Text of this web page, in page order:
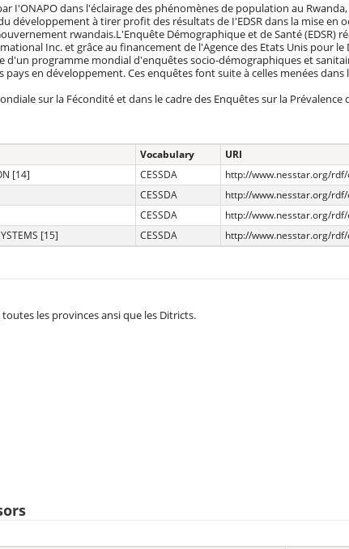
I'ONAPO dans l'éclairage des phénomènes de population au
développement à tirer profit des résultats de I'EDSR dans la mise en
rwandais.L'Enquête Démographique et de Santé (EDSR)
Inc. et grâce au financement de l'Agence des Etats Unis pour
d'un programme mondial d'enquêtes socio-démographiques et
pays en développement. Ces enquêtes font suite à celles menées dans
sur la Fécondité et dans le cadre des Enquêtes sur la Prévalence
Vocabulary
URI
[14]
CESSDA
http://www.nesstar.org/
CESSDA
http://www.nesstar.org/
CESSDA
http://www.nesstar.org/
[15]
CESSDA http://www.nesstar.org/
les provinces ansi que les Ditricts.